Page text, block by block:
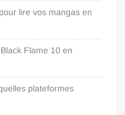
lire vos mangas en
Flame 10 en
plateformes